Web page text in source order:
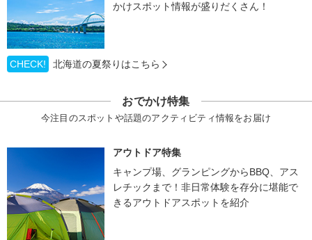
かけスポット情報が盛りだくさん！
CHECK! 北海道の夏祭りはこちら
おでかけ特集
今注目のスポットや話題のアクティビティ情報をお届け
アウトドア特集
キャンプ場、グランピングからBBQ、アス
レチックまで！非日常体験を存分に堪能で
きるアウトドアスポットを紹介